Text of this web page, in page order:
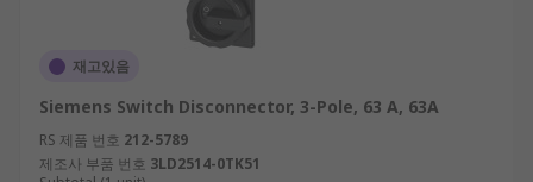
재고있음
Siemens Switch Disconnector, 3-Pole, 63 A, 63A
RS 제품 번호 212-5789
제조사 부품 번호 3LD2514-0TK51